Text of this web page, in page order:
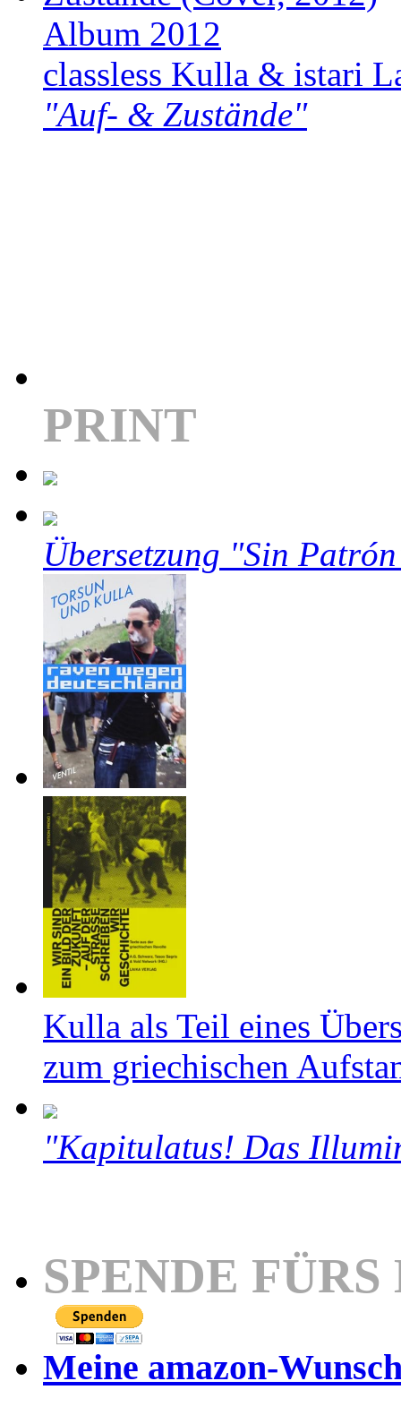
Album 2012
classless Kulla & istari
"Auf- & Zustände"
PRINT
Übersetzung "Sin
Kulla als Teil eines
zum griechischen
"Kapitulatus! Das
SPENDE
Meine amazon-